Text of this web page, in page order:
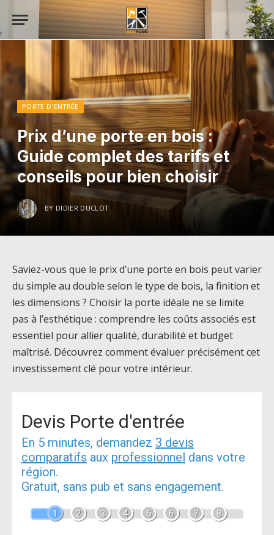
PORTE D'ENTRÉE
Prix d’une porte en bois :
Guide complet des tarifs et
conseils pour bien choisir
BY DIDIER DUCLOT
Saviez-vous que le prix d’une porte en bois peut varier
du simple au double selon le type de bois, la finition et
les dimensions ? Choisir la porte idéale ne se limite
pas à l’esthétique : comprendre les coûts associés est
essentiel pour allier qualité, durabilité et budget
maîtrisé. Découvrez comment évaluer précisément cet
investissement clé pour votre intérieur.
Devis Porte d'entrée
En 5 minutes, demandez 3 devis
comparatifs aux professionnel dans votre
région.
Gratuit, sans pub et sans engagement.
1 2 3 4 5 6 7 8